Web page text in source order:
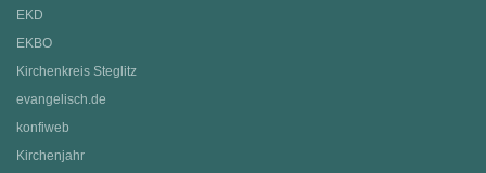
EKD
EKBO
Kirchenkreis Steglitz
evangelisch.de
konfiweb
Kirchenjahr